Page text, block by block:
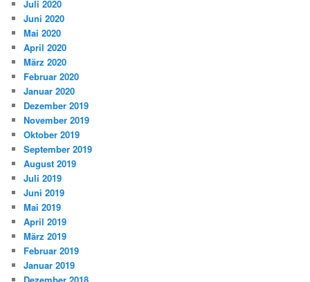
Juli 2020
Juni 2020
Mai 2020
April 2020
März 2020
Februar 2020
Januar 2020
Dezember 2019
November 2019
Oktober 2019
September 2019
August 2019
Juli 2019
Juni 2019
Mai 2019
April 2019
März 2019
Februar 2019
Januar 2019
Dezember 2018